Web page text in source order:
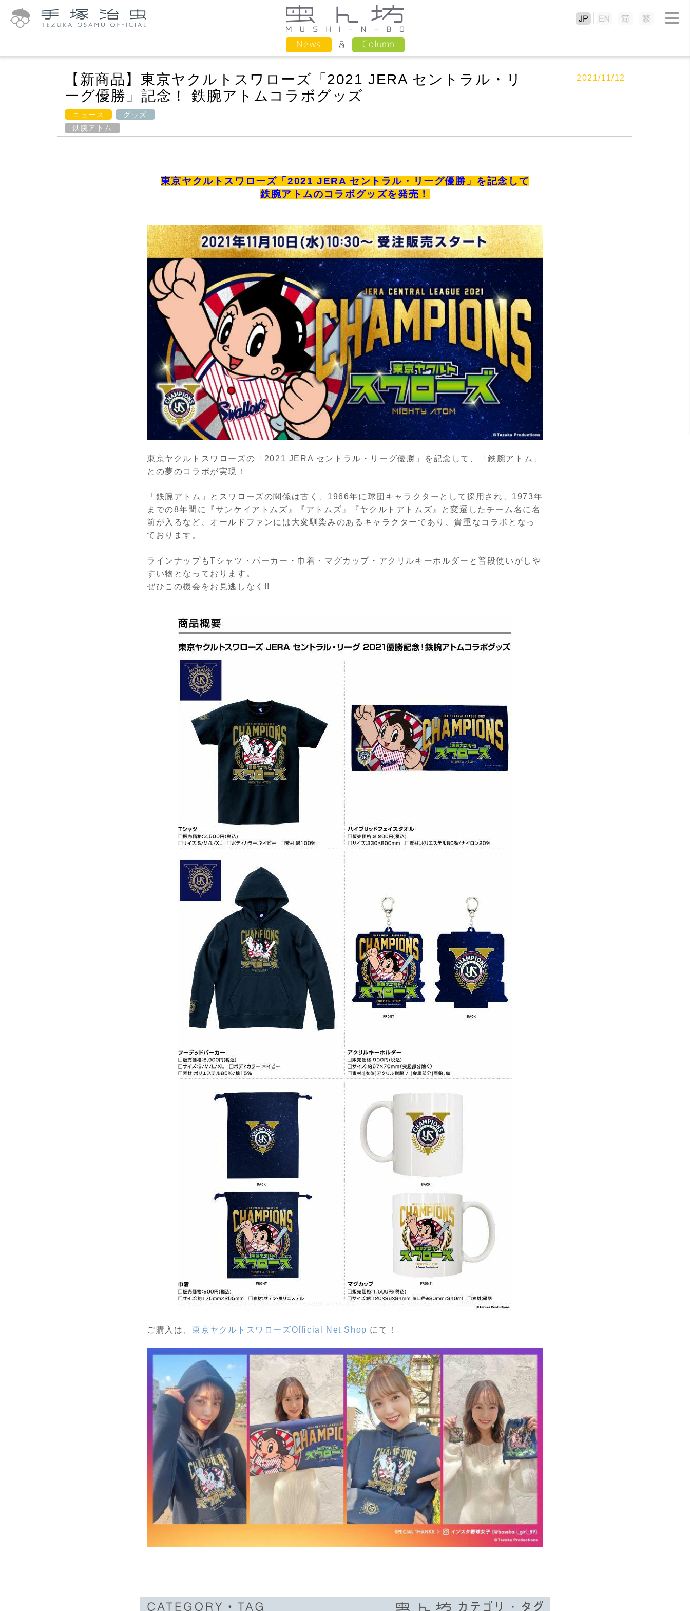
News Column
【新商品】東京ヤクルトスワローズ「2021 JERA セントラル・リ
ーグ優勝」記念！ 鉄腕アトムコラボグッズ
ニュース
グッズ
鉄腕アトム
2021/11/12
東京ヤクルトスワローズ「2021 JERA セントラル・リーグ優勝」を記念して
鉄腕アトムのコラボグッズを発売！
東京ヤクルトスワローズの「2021 JERA セントラル・リーグ優勝」を記念して、「鉄腕アトム」
との夢のコラボが実現！
「鉄腕アトム」とスワローズの関係は古く、1966年に球団キャラクターとして採用され、1973年
までの8年間に『サンケイアトムズ』『アトムズ』『ヤクルトアトムズ』と変遷したチーム名に名
前が入るなど、オールドファンには大変馴染みのあるキャラクターであり、貴重なコラボとなっ
ております。
ラインナップもTシャツ・パーカー・巾着・マグカップ・アクリルキーホルダーと普段使いがしや
すい物となっております。
ぜひこの機会をお見逃しなく!!
ご購入は、 東京ヤクルトスワローズOfficial Net Shop にて！